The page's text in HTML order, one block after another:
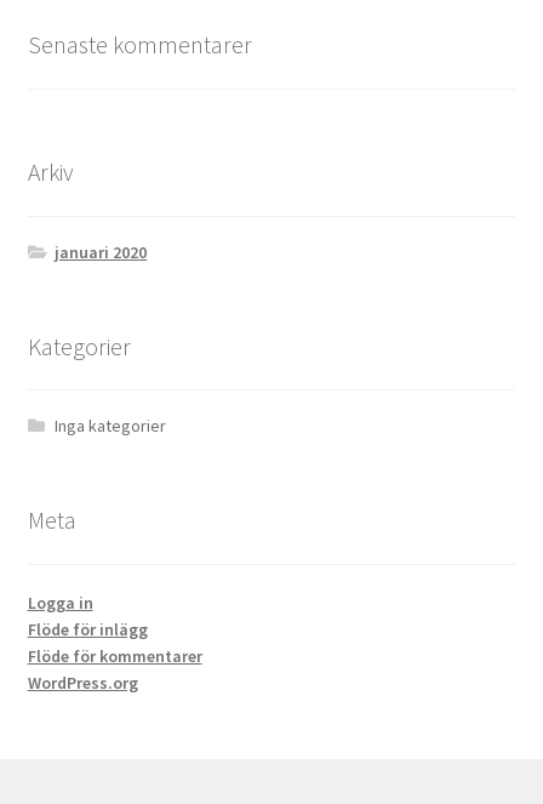
Senaste kommentarer
Arkiv
januari 2020
Kategorier
Inga kategorier
Meta
Logga in
Flöde för inlägg
Flöde för kommentarer
WordPress.org